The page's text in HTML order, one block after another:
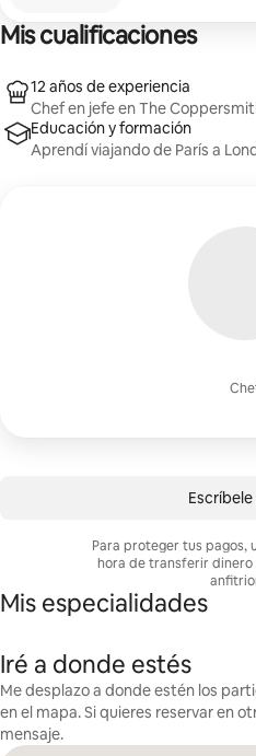
Mis cualificaciones
12 años de experiencia
Chef en jefe en The
Educación y formación
Aprendí viajando de París a
Para proteger tus pagos,
hora de transferir dinero
Mis especialidades
Iré a donde estés
Me desplazo a donde estén los
en el mapa. Si quieres reservar en
mensaje.